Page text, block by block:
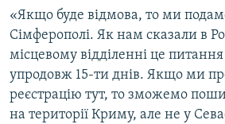
«Якщо буде відмова, то ми
Сімферополі. Як нам сказали в
місцевому відділенні це питання
упродовж 15-ти днів. Якщо ми
реєстрацію тут, то зможемо
на території Криму, але не у